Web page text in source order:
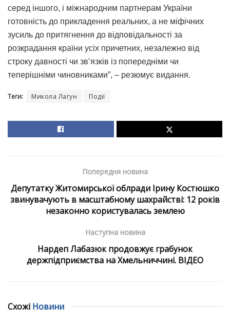
серед іншого, і міжнародним партнерам України
готовність до прикладення реальних, а не міфічних
зусиль до притягнення до відповідальності за
розкрадання країни усіх причетних, незалежно від
строку давності чи звʼязків із попередніми чи
теперішніми чиновниками”, – резюмує видання.
Теги: Микола Лагун Події
Попередня новина
Депутатку Житомирської облради Ірину Костюшко
звинувачують в масштабному шахрайстві: 12 років
незаконно користувалась землею
Наступна новина
Нардеп Лабазюк продовжує грабунок
держпідприємства на Хмельниччині. ВІДЕО
Схожі Новини